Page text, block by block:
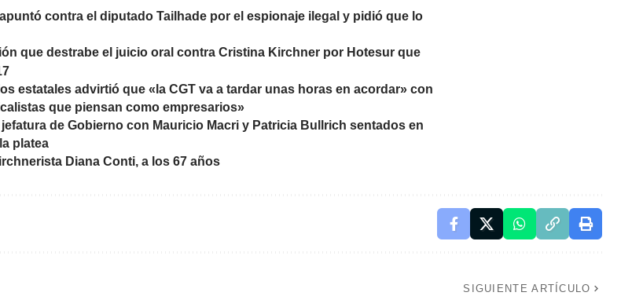
contra el diputado Tailhade por el espionaje ilegal y pidió que lo
que destrabe el juicio oral contra Cristina Kirchner por Hotesur que
estatales advirtió que «la CGT va a tardar unas horas en acordar» con
que piensan como empresarios»
de Gobierno con Mauricio Macri y Patricia Bullrich sentados en
platea
Diana Conti, a los 67 años
SIGUIENTE ARTÍCULO